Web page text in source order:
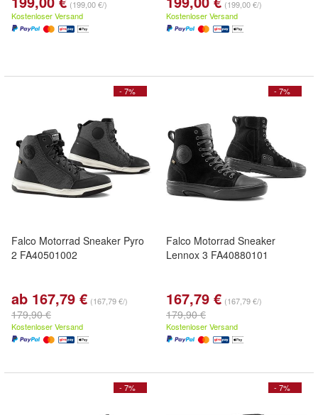
(199,00 €/)
Kostenloser Versand
(199,00 €/)
Kostenloser Versand
- 7%
Falco Motorrad Sneaker Pyro
2 FA40501002
ab 167,79 € (167,79 €/)
179,90 €
Kostenloser Versand
- 7%
Falco Motorrad Sneaker
Lennox 3 FA40880101
167,79 € (167,79 €/)
179,90 €
Kostenloser Versand
- 7% - 7%